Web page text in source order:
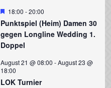
Hervorgehoben
18:00 -20:00
Punktspiel (Heim) Damen 30
gegen Longline Wedding 1.
Doppel
August 21 @ 08:00 -August 23 @
18:00
LOK Turnier